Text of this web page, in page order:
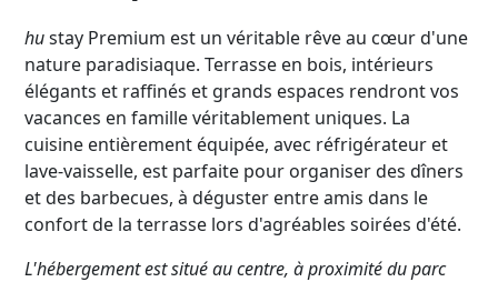
hustay Premium est un véritable rêve au cœur d'une
nature paradisiaque. Terrasse en bois, intérieurs
élégants et raffinés et grands espaces rendront vos
vacances en famille véritablement uniques. La
cuisine entièrement équipée, avec réfrigérateur et
lave-vaisselle, est parfaite pour organiser des dîners
et des barbecues, à déguster entre amis dans le
confort de la terrasse lors d'agréables soirées d'été.
L'hébergement est situé au centre, à proximité du parc